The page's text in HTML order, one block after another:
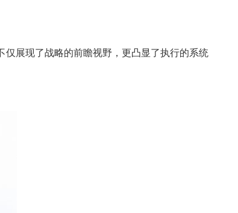
能实现产品价值升华的能力。此次合作推动
成“产业深度×生态广度”的乘积效应，最终达